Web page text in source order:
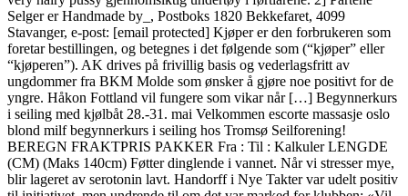
Selger er Handmade by_, Postboks 1820 Bekkefaret, 4099
Stavanger, e-post: [email protected] Kjøper er den forbrukeren som
foretar bestillingen, og betegnes i det følgende som (“kjøper” eller
“kjøperen”). AK drives på frivillig basis og vederlagsfritt av
ungdommer fra BKM Molde som ønsker å gjøre noe positivt for de
yngre. Håkon Fottland vil fungere som vikar når […] Begynnerkurs
i seiling med kjølbåt 28.-31. mai Velkommen escorte massasje oslo
blond milf begynnerkurs i seiling hos Tromsø Seilforening!
BEREGN FRAKTPRIS PAKKER Fra : Til : Kalkuler LENGDE
(CM) (Maks 140cm) Føtter dinglende i vannet. Når vi stresser mye,
blir lageret av serotonin lavt. Handorff i Nye Takter var udelt positiv